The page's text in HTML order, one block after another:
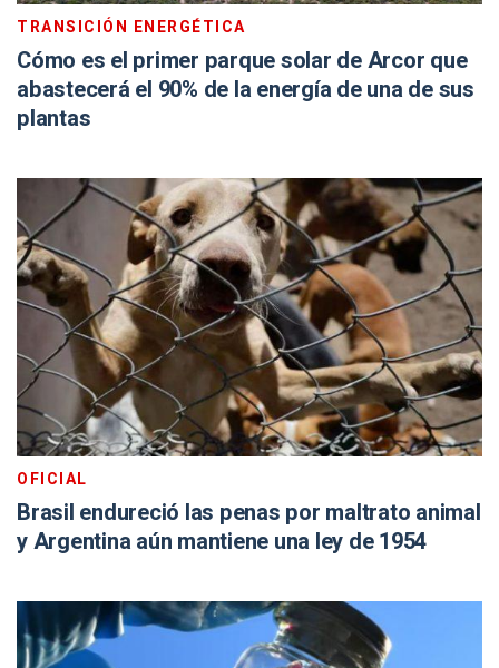
TRANSICIÓN ENERGÉTICA
Cómo es el primer parque solar de Arcor que
abastecerá el 90% de la energía de una de sus
plantas
OFICIAL
Brasil endureció las penas por maltrato animal
y Argentina aún mantiene una ley de 1954